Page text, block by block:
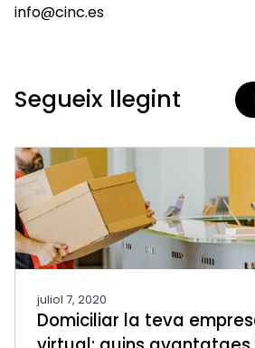
info@cinc.es
Segueix llegint
juliol 7, 2020
Domiciliar la teva